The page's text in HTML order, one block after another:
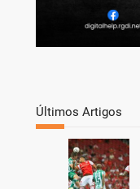
Últimos Artigos